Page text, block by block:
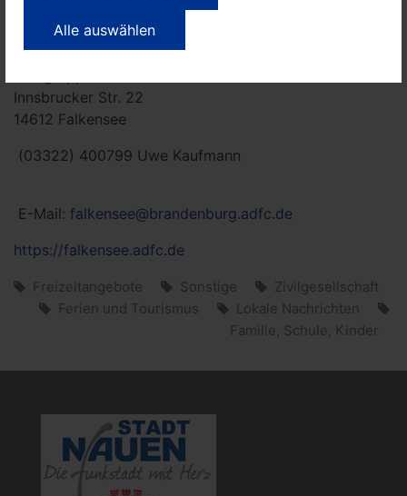
Alle auswählen
Infos zum Veranstalter:
ADFCAllgemeiner Deutscher Fahrrad-Club e.V. -
Innsbrucker Str. 22
14612 Falkensee
(03322) 400799 Uwe Kaufmann
E-Mail: falkensee@brandenburg.adfc.de
https://falkensee.adfc.de
Freizeitangebote Sonstige
Zivilgesellschaft
Ferien und Tourismus
Lokale Nachrichten
Familie, Schule, Kinder